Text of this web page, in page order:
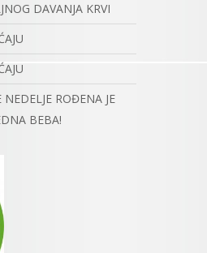
DAVANJA KRVI
ROĐENA JE
BEBA!